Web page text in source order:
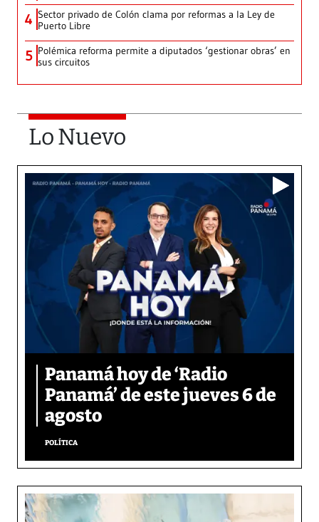
4 Sector privado de Colón clama por reformas a la Ley de
Puerto Libre
5 Polémica reforma permite a diputados ‘gestionar obras’ en
sus circuitos
Lo Nuevo
Panamá hoy de ‘Radio
Panamá’ de este jueves 6 de
agosto
POLÍTICA